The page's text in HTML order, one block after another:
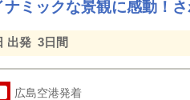
ナミックな景観に感動！
出発 3日間
広島空港発着